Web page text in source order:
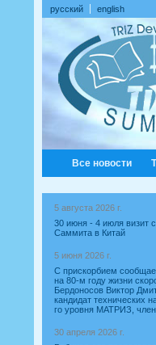
русский english
Все новости
5 августа 2026 г.
30 июня - 4 июля визит
Саммита в Китай
5 июня 2026 г.
С прискорбием
на 80-м году жизни
Бердоносов Виктор
кандидат технических
го уровня МАТРИЗ,
30 апреля 2026 г.